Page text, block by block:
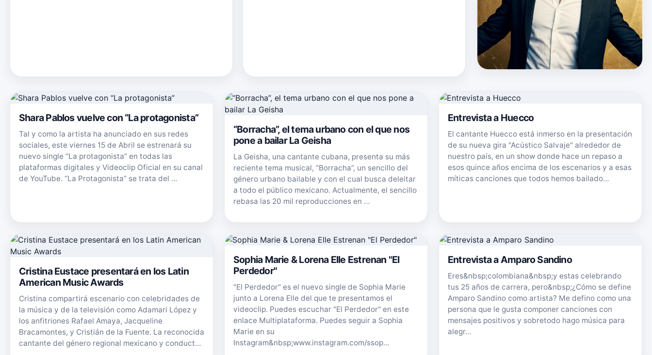
Shara Pablos vuelve con “La protagonista”
Tal y como la artista ha anunciado en sus redes
sociales, este viernes 15 de Abril se estrenará su
nuevo single “La protagonista” en todas las
plataformas digitales y Videoclip Oficial en su canal
de YouTube. “La Protagonista” se trata del …
“Borracha”, el tema urbano con el que nos
pone a bailar La Geisha
La Geisha, una cantante cubana, presenta su más
reciente tema musical, “Borracha”, un sencillo del
género urbano bailable y con el cual busca deleitar
a todo el público mexicano. Actualmente, el sencillo
rebasa las 20 mil reproducciones en …
Entrevista a Huecco
El cantante Huecco está inmerso en la presentación
de su nueva gira "Acústico Salvaje" alrededor de
nuestro país, en un show donde hace un repaso a
esos quince años encima de los escenarios y a esas
míticas canciones que todos hemos bailado…
Cristina Eustace presentará en los Latin
American Music Awards
Cristina compartirá escenario con celebridades de
la música y de la televisión como Adamari López y
los anfitriones Rafael Amaya, Jacqueline
Bracamontes, y Cristián de la Fuente. La reconocida
cantante del género regional mexicano y conduct…
Sophia Marie & Lorena Elle Estrenan "El
Perdedor"
"El Perdedor" es el nuevo single de Sophia Marie
junto a Lorena Elle del que te presentamos el
videoclip. Puedes escuchar "El Perdedor" en este
enlace Multiplataforma. Puedes seguir a Sophia
Marie en su
Instagram&nbsp;www.instagram.com/ssop…
Entrevista a Amparo Sandino
Eres&nbsp;colombiana&nbsp;y estas celebrando
tus 25 años de carrera, pero&nbsp;¿Cómo se define
Amparo Sandino como artista? Me defino como una
persona que le gusta componer canciones con
mensajes positivos y sobretodo hago música para
alegr…